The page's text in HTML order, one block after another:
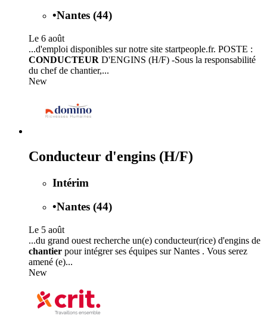
•Nantes (44)
Le 6 août
...d'emploi disponibles sur notre site startpeople.fr. POSTE :
CONDUCTEUR D'ENGINS (H/F) -Sous la responsabilité
du chef de chantier,...
New
Conducteur d'engins (H/F)
Intérim
•Nantes (44)
Le 5 août
...du grand ouest recherche un(e) conducteur(rice) d'engins de
chantier pour intégrer ses équipes sur Nantes . Vous serez
amené (e)...
New